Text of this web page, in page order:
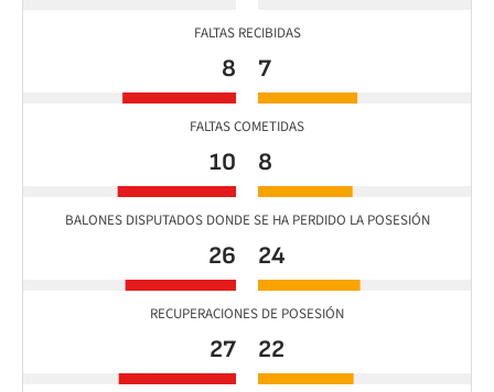
FALTAS RECIBIDAS
8 7
FALTAS COMETIDAS
10 8
BALONES DISPUTADOS DONDE SE HA PERDIDO LA POSESIÓN
26 24
RECUPERACIONES DE POSESIÓN
27 22